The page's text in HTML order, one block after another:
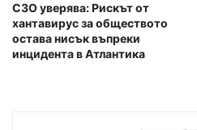
СЗО уверява: Рискът от
хантавирус за обществото
остава нисък въпреки
инцидента в Атлантика